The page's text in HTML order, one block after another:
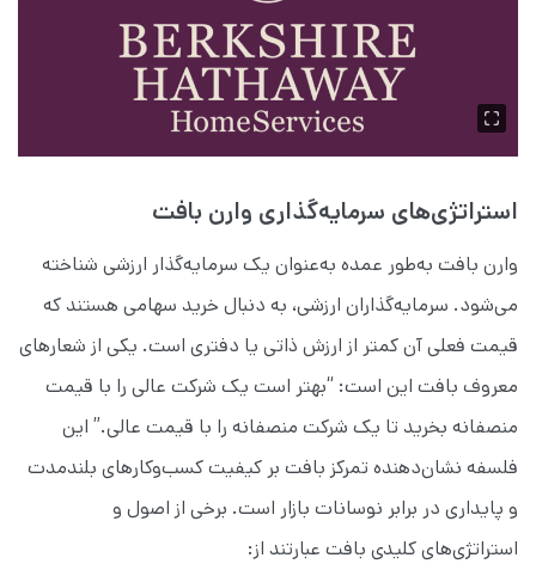
استراتژی‌های سرمایه‌گذاری وارن بافت
وارن بافت به‌طور عمده به‌عنوان یک سرمایه‌گذار ارزشی شناخته
می‌شود. سرمایه‌گذاران ارزشی، به دنبال خرید سهامی هستند که
قیمت فعلی آن کمتر از ارزش ذاتی یا دفتری‌ است. یکی از شعارهای
معروف بافت این است: “بهتر است یک شرکت عالی را با قیمت
منصفانه بخرید تا یک شرکت منصفانه را با قیمت عالی.” این
فلسفه نشان‌دهنده تمرکز بافت بر کیفیت کسب‌وکارهای بلندمدت
و پایداری در برابر نوسانات بازار است. برخی از اصول و
استراتژی‌های کلیدی بافت عبارتند از: